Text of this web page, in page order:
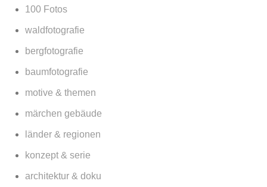
100 Fotos
waldfotografie
bergfotografie
baumfotografie
motive & themen
märchen gebäude
länder & regionen
konzept & serie
architektur & doku